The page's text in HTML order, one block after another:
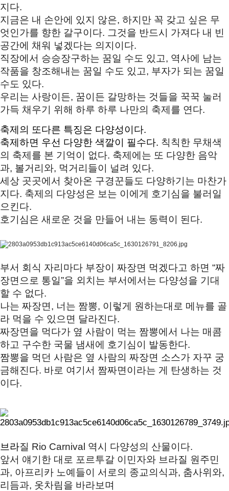
지다.
지금은 내 손안에 있지 않은, 하지만 꼭 갖고 싶은 무
엇인가를 향한 갈구이다. 그것을 반드시 가져다 내 빈
공간에 채워 넣겠다는 의지이다.
직장에서 승승장구하는 꿈일 수도 있고, 역사에 남는
작품을 창조해내는 꿈일 수도 있고, 부자가 되는 꿈일
수도 있다.
우리는 사랑이든, 꿈이든 갈망하는 것들을 꾹꾹 눌러
가득 채우기 위해 하루 하루 나만의 축제를 연다.
축제의 또다른 특징은 다양성이다.
축제하면 우선 다양한 색깔이 필수다. 칙칙한 무채색
의 축제를 본 기억이 없다. 축제에는 또 다양한 음악
과, 볼거리와, 먹거리들이 널려 있다.
세상 곳곳에서 찾아온 구경꾼들도 다양하기는 마찬가
지다. 축제의 다양성은 보는 이에게 호기심을 불러일
으킨다.
호기심은 새로운 것을 만들어 내는 동력이 된다.
부서 회식 자리마다 부장이 짜장면 먹겠다고 하면 “짜
장면으로 통일”을 외치는 부서에서는 다양성을 기대
할 수 없다.
나는 짜장면, 너는 짬뽕, 이렇게 원하는대로 메뉴를 골
라 먹을 수 있으면 달라진다.
짜장면을 먹다가 옆 사람이 먹는 짬뽕에서 나는 매콤
하고 구수한 국물 냄새에 호기심이 발동한다.
짬뽕을 먹던 사람은 옆 사람의 짜장면 소스가 자꾸 궁
금해진다. 바로 여기서 짬짜면이라는 게 탄생하는 것
이다.
브라질 Rio Carnival 역시 다양성의 산물이다.
앞서 얘기한 대로 포르투갈 이민자와 브라질 원주민
과, 아프리카 노예들이 서로의 종교의식과, 춤사위와,
리듬과, 옷차림을 바라보며